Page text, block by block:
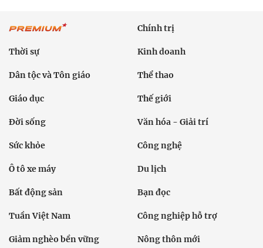
Chính trị
Thời sự Kinh doanh
Dân tộc và Tôn giáo Thể thao
Giáo dục Thế giới
Đời sống Văn hóa - Giải trí
Sức khỏe Công nghệ
Ô tô xe máy Du lịch
Bất động sản Bạn đọc
Tuần Việt Nam Công nghiệp hỗ trợ
Giảm nghèo bền vững Nông thôn mới